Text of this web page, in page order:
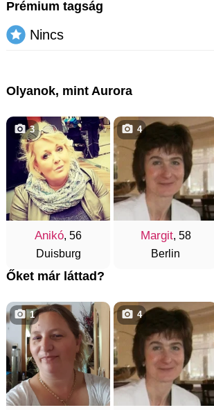
Prémium tagság
Nincs
Olyanok, mint Aurora
Anikó, 56
Duisburg
3
Margit, 58
Berlin
4
Őket már láttad?
1 4